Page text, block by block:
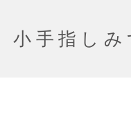
小手指し